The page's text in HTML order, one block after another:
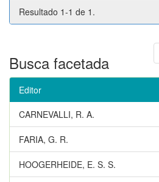
Resultado 1-1 de 1.
Busca facetada
Editor
CARNEVALLI, R. A.
FARIA, G. R.
HOOGERHEIDE, E. S. S.